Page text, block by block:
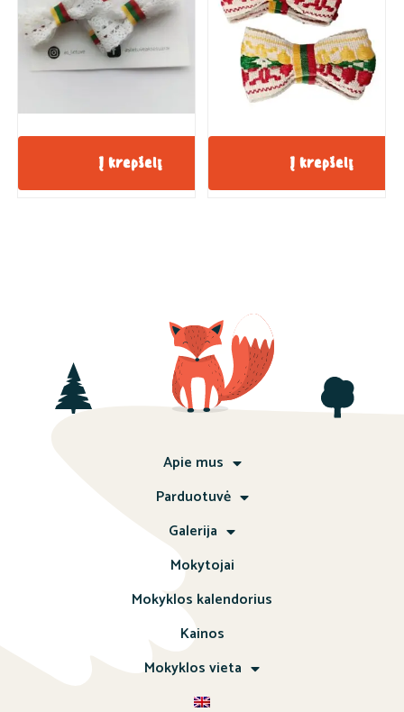
Į krepšelį Į krepšelį
Apie mus
Parduotuvė
Galerija
Mokytojai
Mokyklos kalendorius
Kainos
Mokyklos vieta